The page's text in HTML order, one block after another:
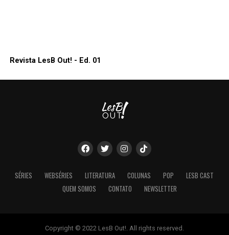
Revista LesB Out! - Ed. 01
SÉRIES WEBSÉRIES LITERATURA COLUNAS POP
LESB CAST
QUEM SOMOS
CONTATO NEWSLETTER
Copyright © 2022 LesB Out!. All rights reserved.